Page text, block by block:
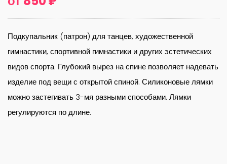
Подкупальник (патрон) для танцев, художественной
гимнастики, спортивной гимнастики и других эстетических
видов спорта. Глубокий вырез на спине позволяет надевать
изделие под вещи с открытой спиной. Силиконовые лямки
можно застегивать 3-мя разными способами. Лямки
регулируются по длине.